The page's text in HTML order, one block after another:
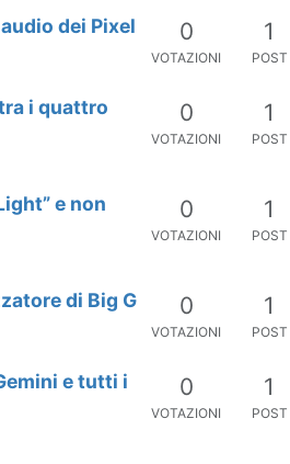
dei Pixel 0
VOTAZIONI
1
POST
i quattro
0
VOTAZIONI
1
POST
e non
0
VOTAZIONI
1
POST
di Big G 0
VOTAZIONI
1
POST
e tutti i
0
VOTAZIONI
1
POST